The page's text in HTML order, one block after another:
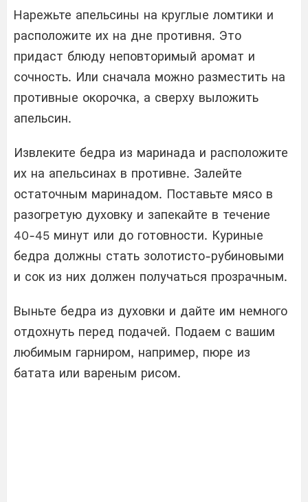
Нарежьте апельсины на круглые ломтики и
расположите их на дне противня. Это
придаст блюду неповторимый аромат и
сочность. Или сначала можно разместить на
противные окорочка, а сверху выложить
апельсин.
Извлеките бедра из маринада и расположите
их на апельсинах в противне. Залейте
остаточным маринадом. Поставьте мясо в
разогретую духовку и запекайте в течение
40-45 минут или до готовности. Куриные
бедра должны стать золотисто-рубиновыми
и сок из них должен получаться прозрачным.
Выньте бедра из духовки и дайте им немного
отдохнуть перед подачей. Подаем с вашим
любимым гарниром, например, пюре из
батата или вареным рисом.